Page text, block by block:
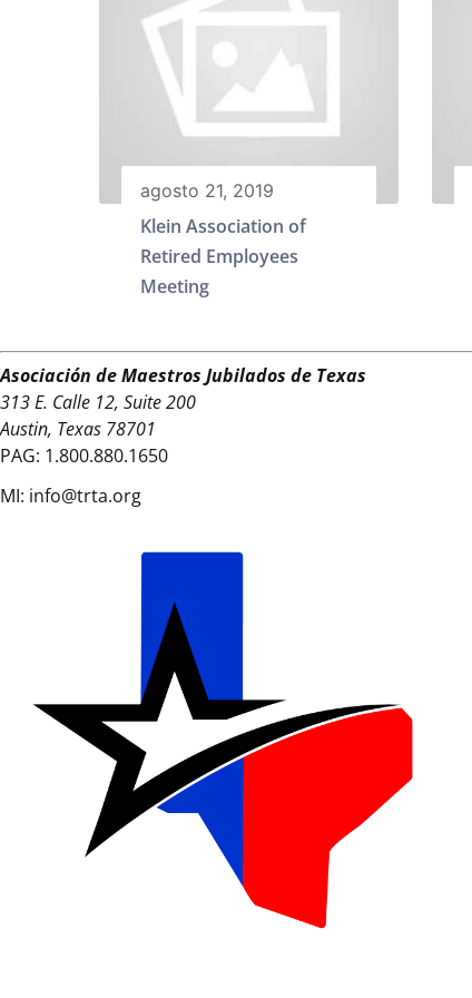
agosto 21, 2019
Klein Association of
Retired Employees
Meeting
Asociación de Maestros Jubilados de Texas
313 E. Calle 12, Suite 200
Austin, Texas 78701
PAG: 1.800.880.1650
MI: info@trta.org